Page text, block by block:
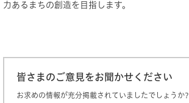
力あるまちの創造を目指します。
皆さまのご意見をお聞かせください
お求めの情報が充分掲載されていましたでしょうか?